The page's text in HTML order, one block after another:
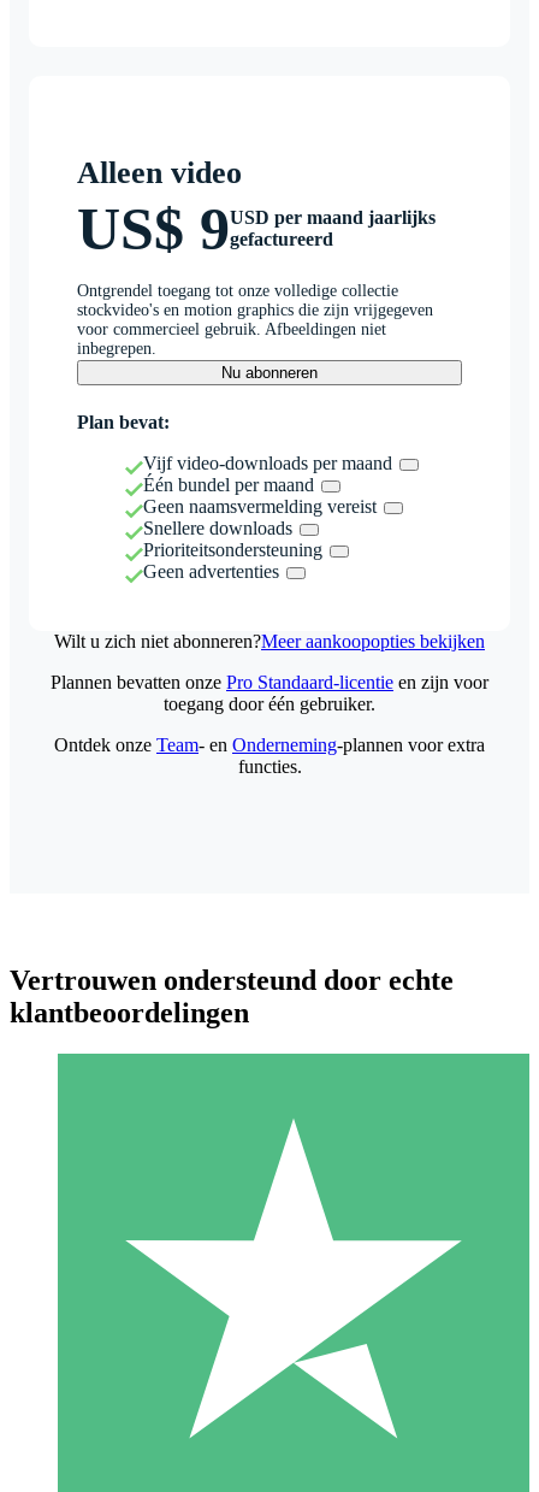
Alleen video
US$ 9USD per maand jaarlijks
gefactureerd
Ontgrendel toegang tot onze volledige collectie
stockvideo's en motion graphics die zijn vrijgegeven
voor commercieel gebruik. Afbeeldingen niet
inbegrepen.
Nu abonneren
Plan bevat:
Vijf video-downloads per maand
Één bundel per maand
Geen naamsvermelding vereist
Snellere downloads
Prioriteitsondersteuning
Geen advertenties
Wilt u zich niet abonneren?Meer aankoopopties bekijken
Individuele Creditpakketten
Betaal per gebruik met downloadtegoeden. Geen maandelijkse
1000
Plannen bevatten onze Pro Standaard-licentie en zijn voor
toegang door één gebruiker.
Ontdek onze Team- en Onderneming-plannen voor extra
functies.
Vertrouwen ondersteund door echte
klantbeoordelingen